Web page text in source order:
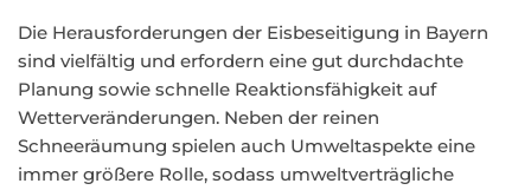
Die Herausforderungen der Eisbeseitigung in Bayern
sind vielfältig und erfordern eine gut durchdachte
Planung sowie schnelle Reaktionsfähigkeit auf
Wetterveränderungen. Neben der reinen
Schneeräumung spielen auch Umweltaspekte eine
immer größere Rolle, sodass umweltverträgliche